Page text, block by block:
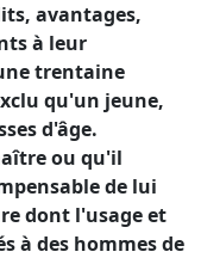
avantages,
à leur
trentaine
qu'un jeune,
d'âge.
ou qu'il
de lui
dont l'usage et
à des hommes de